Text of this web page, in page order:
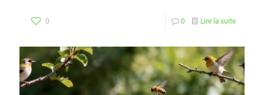
0 0 Lire la suite